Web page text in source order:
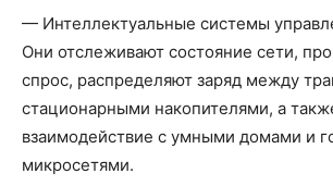
— Интеллектуальные системы
Они отслеживают состояние сети,
спрос, распределяют заряд между
стационарными накопителями, а
взаимодействие с умными домами и
микросетями.